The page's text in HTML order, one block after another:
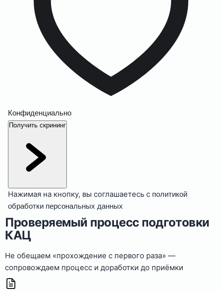
Конфиденциально
Получить скрининг
Нажимая на кнопку, вы соглашаетесь с политикой
обработки персональных данных
Проверяемый процесс подготовки
КАЦ
Не обещаем «прохождение с первого раза» —
сопровождаем процесс и доработки до приёмки